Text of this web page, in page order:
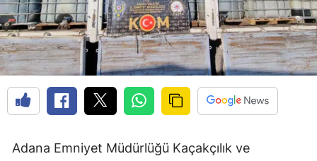
Adana Emniyet Müdürlüğü Kaçakçılık ve